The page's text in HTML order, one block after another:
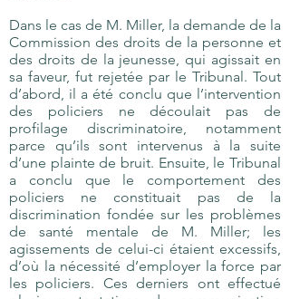
Dans le cas de M. Miller, la demande de la
Commission des droits de la personne et
des droits de la jeunesse, qui agissait en
sa faveur, fut rejetée par le Tribunal. Tout
d’abord, il a été conclu que l’intervention
des policiers ne découlait pas de
profilage discriminatoire, notamment
parce qu’ils sont intervenus à la suite
d’une plainte de bruit. Ensuite, le Tribunal
a conclu que le comportement des
policiers ne constituait pas de la
discrimination fondée sur les problèmes
de santé mentale de M. Miller; les
agissements de celui-ci étaient excessifs,
d’où la nécessité d’employer la force par
les policiers. Ces derniers ont effectué